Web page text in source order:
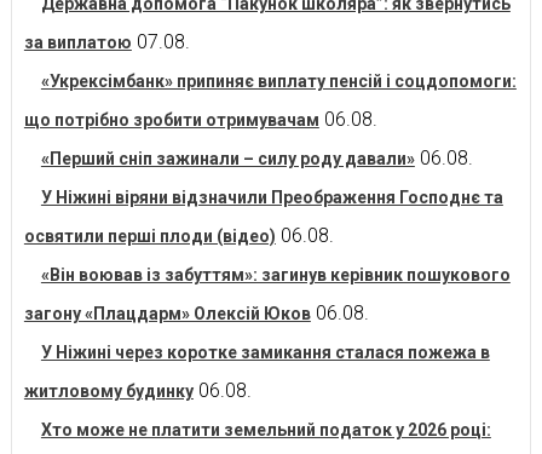
за виплатою 07.08.
«Укрексімбанк» припиняє виплату пенсій і соцдопомоги:
що потрібно зробити отримувачам 06.08.
«Перший сніп зажинали – силу роду давали» 06.08.
У Ніжині віряни відзначили Преображення Господнє та
освятили перші плоди (відео) 06.08.
«Він воював із забуттям»: загинув керівник пошукового
загону «Плацдарм» Олексій Юков 06.08.
У Ніжині через коротке замикання сталася пожежа в
житловому будинку 06.08.
Хто може не платити земельний податок у 2026 році: